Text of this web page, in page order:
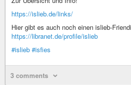
https://islieb.de/links/
Hier gibt es auch noch einen islieb-
https://libranet.de/profile/islieb
#islieb #isfies
3 comments